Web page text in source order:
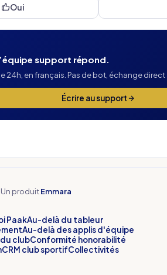
Oui
support répond.
24h, en français. Pas de bot, échange direct
Écrire au support
Un produitEmmara
PaakAu-delà du tableur
Au-delà des applis d'équipe
clubConformité honorabilité
CRM club sportifCollectivités